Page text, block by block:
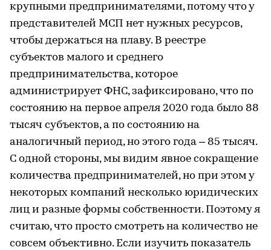
крупными предпринимателями, потому что у
представителей МСП нет нужных ресурсов,
чтобы держаться на плаву. В реестре
субъектов малого и среднего
предпринимательства, которое
администрирует ФНС, зафиксировано, что по
состоянию на первое апреля 2020 года было 88
тысяч субъектов, а по состоянию на
аналогичный период, но этого года – 85 тысяч.
С одной стороны, мы видим явное сокращение
количества предпринимателей, но при этом у
некоторых компаний несколько юридических
лиц и разные формы собственности. Поэтому я
считаю, что просто смотреть на количество не
совсем объективно. Если изучить показатель